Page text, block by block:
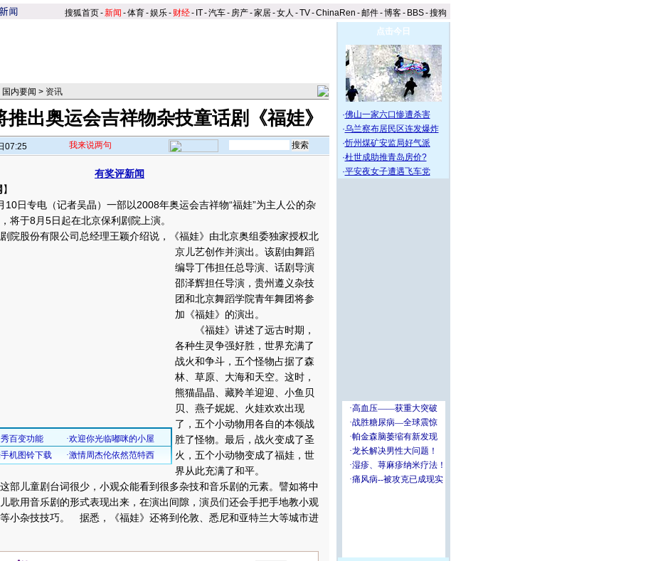
搜狐首页-新闻 -体育-娱乐- 财经- IT-汽车- 房产-家居-女人 -TV-ChinaRen -邮件-博客- BBS-搜狗
国内要闻 > 资讯
推出奥运会吉祥物杂技童话剧《福娃》
07:25 我来说两句
有奖评新闻
】
日专电（记者吴晶）一部以2008年奥运会吉祥物“福娃”为主人公的杂
将于8月5日起在北京保利剧院上演。
股份有限公司总经理王颖介绍说，《福娃》由北京奥组委独家授权北
京儿艺创作并演出。 该剧由舞蹈
编导丁伟担任总导演、话剧导演
邵泽辉担任导演，贵州遵义杂技
团和北京舞蹈学院青年舞团将参
加《福娃》的演出。
《福娃》讲述了远古时期，
各种生灵争强好胜，世界充满了
战火和争斗，五个怪物占据了森
林、草原、大海和天空。这时，
熊猫晶晶、藏羚羊迎迎、小鱼贝
贝、燕子妮妮、火娃欢欢出现
了，五个小动物用各自的本领战
胜了怪物。最后，战火变成了圣
火，五个小动物变成了福娃，世
界从此充满了和平。
儿童剧台词很少，小观众能看到很多杂技和音乐剧的元素。譬如将中
歌用音乐剧的形式表现出来，在演出间隙，演员们还会手把手地教小观
小杂技技巧。 据悉，《福娃》还将到伦敦、悉尼和亚特兰大等城市进
点击今日
·佛山一家六口惨遭杀害
·乌兰察布居民区连发爆炸
·忻州煤矿安监局好气派
·杜世成助推青岛房价?
·平安夜女子遭遇飞车党